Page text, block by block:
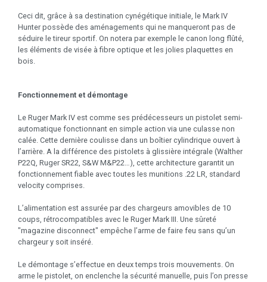
Ceci dit, grâce à sa destination cynégétique initiale, le Mark IV
Hunter possède des aménagements qui ne manqueront pas de
séduire le tireur sportif. On notera par exemple le canon long flûté,
les éléments de visée à fibre optique et les jolies plaquettes en
bois.
Fonctionnement et démontage
Le Ruger Mark IV est comme ses prédécesseurs un pistolet semi-
automatique fonctionnant en simple action via une culasse non
calée. Cette dernière coulisse dans un boîtier cylindrique ouvert à
l’arrière. A la différence des pistolets à glissière intégrale (Walther
P22Q, Ruger SR22, S&W M&P22…), cette architecture garantit un
fonctionnement fiable avec toutes les munitions .22 LR, standard
velocity comprises.
L’alimentation est assurée par des chargeurs amovibles de 10
coups, rétrocompatibles avec le Ruger Mark III. Une sûreté
"magazine disconnect" empêche l’arme de faire feu sans qu’un
chargeur y soit inséré.
Le démontage s’effectue en deux temps trois mouvements. On
arme le pistolet, on enclenche la sécurité manuelle, puis l’on presse